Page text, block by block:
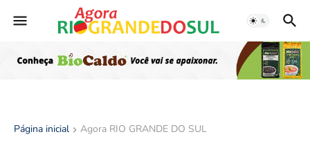
Página inicial Agora RIO GRANDE DO SUL